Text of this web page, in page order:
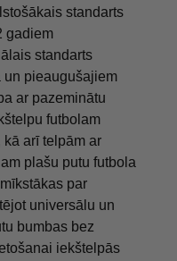
standarts
gadiem
standarts
un pieaugušajiem
ar pazeminātu
futbolam
arī telpām ar
plašu putu futbola
par
universālu un
bumbas bez
iekštelpās